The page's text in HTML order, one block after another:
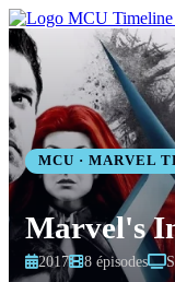
MCU · MARVEL
Marvel's
2017 8 épisodes